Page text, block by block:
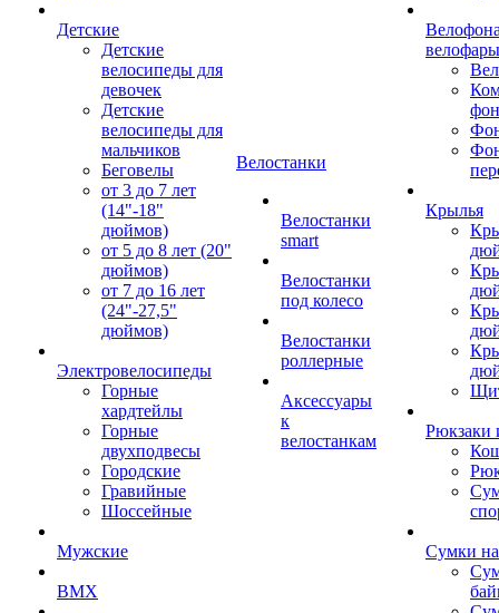
Детские
Детские
велосипеды для
девочек
Детские
велосипеды для
мальчиков
Беговелы
от 3 до 7 лет
(14"-18"
дюймов)
от 5 до 8 лет (20"
дюймов)
от 7 до 16 лет
(24"-27,5"
дюймов)
Электровелосипеды
Горные
хардтейлы
Горные
двухподвесы
Городские
Гравийные
Шоссейные
Мужские
BMX
Велостанки
Велостанки
smart
Велостанки
под колесо
Велостанки
роллерные
Аксессуары
к
велостанкам
велофары
Крылья
Рюкзаки
Сумки